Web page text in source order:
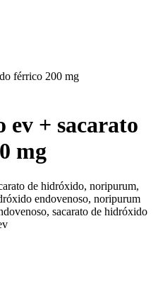
férrico 200 mg
ev + sacarato
mg
de hidróxido, noripurum,
endovenoso, noripurum
sacarato de hidróxido